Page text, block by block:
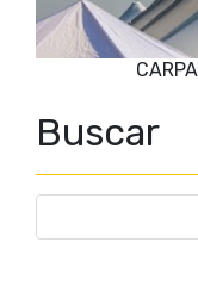
Buscar